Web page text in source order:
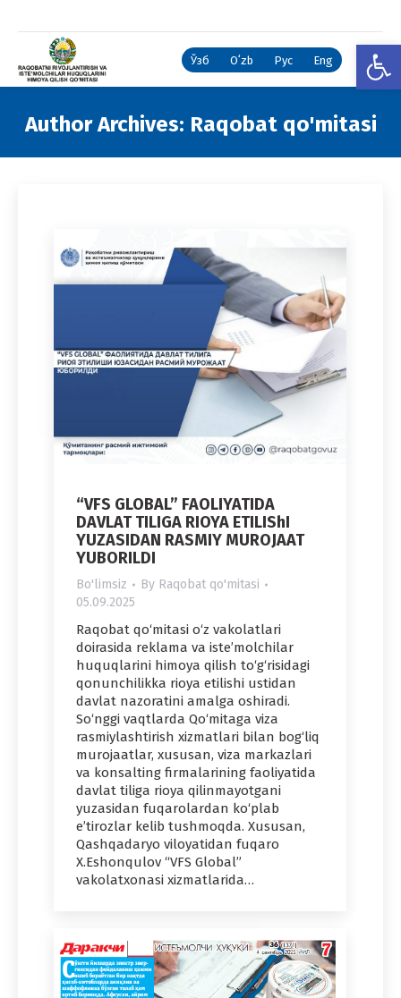
Ўзб Oʻzb Рус Eng
Author Archives: Raqobat qo'mitasi
“VFS GLOBAL” FAOLIYATIDA
DAVLAT TILIGA RIOYA ETILIShI
YUZASIDAN RASMIY MUROJAAT
YUBORILDI
Bo'limsiz By Raqobat qo'mitasi
05.09.2025
Raqobat qo‘mitasi o‘z vakolatlari
doirasida reklama va iste’molchilar
huquqlarini himoya qilish to‘g‘risidagi
qonunchilikka rioya etilishi ustidan
davlat nazoratini amalga oshiradi.
So‘nggi vaqtlarda Qo‘mitaga viza
rasmiylashtirish xizmatlari bilan bog‘liq
murojaatlar, xususan, viza markazlari
va konsalting firmalarining faoliyatida
davlat tiliga rioya qilinmayotgani
yuzasidan fuqarolardan ko‘plab
e’tirozlar kelib tushmoqda. Xususan,
Qashqadaryo viloyatidan fuqaro
X.Eshonqulov “VFS Global”
vakolatxonasi xizmatlarida…